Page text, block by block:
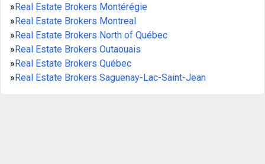
»Real Estate Brokers Montérégie
»Real Estate Brokers Montreal
»Real Estate Brokers North of Québec
»Real Estate Brokers Outaouais
»Real Estate Brokers Québec
»Real Estate Brokers Saguenay-Lac-Saint-Jean